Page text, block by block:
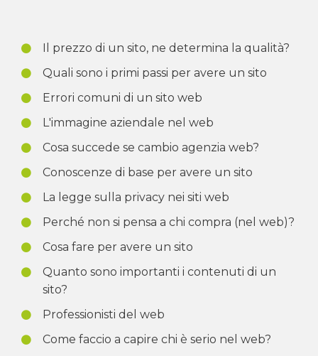
Il prezzo di un sito, ne determina la qualità?
Quali sono i primi passi per avere un sito
Errori comuni di un sito web
L'immagine aziendale nel web
Cosa succede se cambio agenzia web?
Conoscenze di base per avere un sito
La legge sulla privacy nei siti web
Perché non si pensa a chi compra (nel web)?
Cosa fare per avere un sito
Quanto sono importanti i contenuti di un
sito?
Professionisti del web
Come faccio a capire chi è serio nel web?